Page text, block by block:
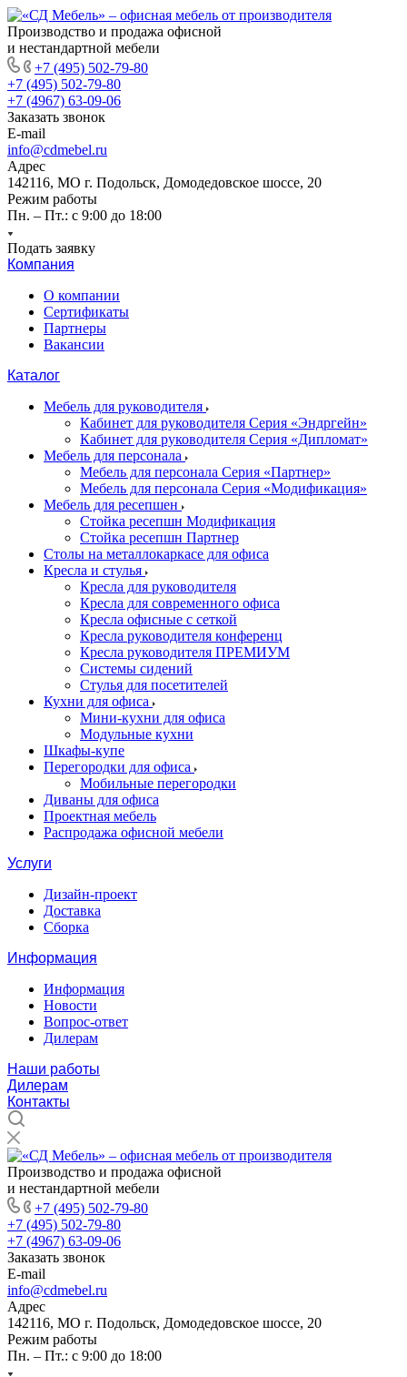
Производство и продажа офисной
и нестандартной мебели
+7 (495) 502-79-80
+7 (495) 502-79-80
+7 (4967) 63-09-06
Заказать звонок
E-mail
info@cdmebel.ru
Адрес
142116, МО г. Подольск, Домодедовское шоссе, 20
Режим работы
Пн. – Пт.: с 9:00 до 18:00
Подать заявку
Компания
О компании
Сертификаты
Партнеры
Вакансии
Каталог
Мебель для руководителя
Кабинет для руководителя Серия «Эндргейн»
Кабинет для руководителя Серия «Дипломат»
Мебель для персонала
Мебель для персонала Серия «Партнер»
Мебель для персонала Серия «Модификация»
Мебель для ресепшен
Стойка ресепшн Модификация
Стойка ресепшн Партнер
Столы на металлокаркасе для офиса
Кресла и стулья
Кресла для руководителя
Кресла для современного офиса
Кресла офисные с сеткой
Кресла руководителя конференц
Кресла руководителя ПРЕМИУМ
Системы сидений
Стулья для посетителей
Кухни для офиса
Мини-кухни для офиса
Модульные кухни
Шкафы-купе
Перегородки для офиса
Мобильные перегородки
Диваны для офиса
Проектная мебель
Распродажа офисной мебели
Услуги
Дизайн-проект
Доставка
Сборка
Информация
Информация
Новости
Вопрос-ответ
Дилерам
Наши работы
Дилерам
Контакты
Производство и продажа офисной
и нестандартной мебели
+7 (495) 502-79-80
+7 (495) 502-79-80
+7 (4967) 63-09-06
Заказать звонок
E-mail
info@cdmebel.ru
Адрес
142116, МО г. Подольск, Домодедовское шоссе, 20
Режим работы
Пн. – Пт.: с 9:00 до 18:00